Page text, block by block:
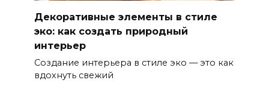
Декоративные элементы в стиле
эко: как создать природный
интерьер
Создание интерьера в стиле эко — это как
вдохнуть свежий